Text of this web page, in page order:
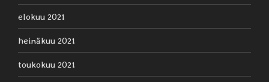
elokuu 2021
heinäkuu 2021
toukokuu 2021